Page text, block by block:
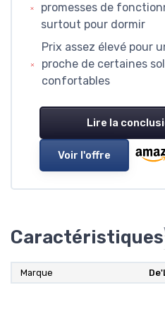
promesses de
surtout pour dormir
Prix assez élevé pour
proche de certaines
confortables
Lire la
Voir l'offre
Caractéristiques
Marque